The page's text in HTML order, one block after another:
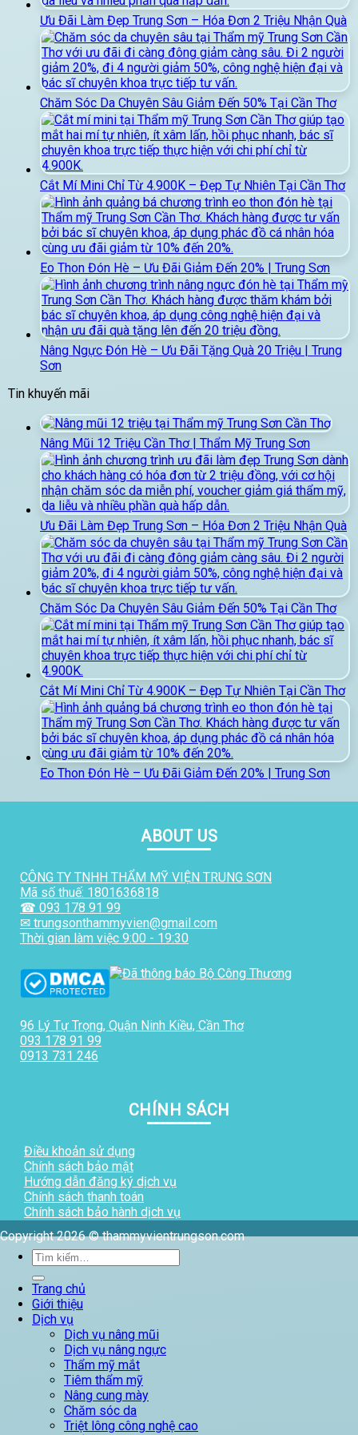
Ưu Đãi Làm Đẹp Trung Sơn – Hóa Đơn 2 Triệu Nhận Quà
Chăm Sóc Da Chuyên Sâu Giảm Đến 50% Tại Cần Thơ
Cắt Mí Mini Chỉ Từ 4.900K – Đẹp Tự Nhiên Tại Cần Thơ
Eo Thon Đón Hè – Ưu Đãi Giảm Đến 20% | Trung Sơn
Nâng Ngực Đón Hè – Ưu Đãi Tặng Quà 20 Triệu | Trung
Sơn
Tin khuyến mãi
Nâng Mũi 12 Triệu Cần Thơ | Thẩm Mỹ Trung Sơn
Ưu Đãi Làm Đẹp Trung Sơn – Hóa Đơn 2 Triệu Nhận Quà
Chăm Sóc Da Chuyên Sâu Giảm Đến 50% Tại Cần Thơ
Cắt Mí Mini Chỉ Từ 4.900K – Đẹp Tự Nhiên Tại Cần Thơ
Eo Thon Đón Hè – Ưu Đãi Giảm Đến 20% | Trung Sơn
ABOUT US
CÔNG TY TNHH THẨM MỸ VIỆN TRUNG SƠN
Mã số thuế: 1801636818
☎ 093 178 91 99
✉ trungsonthammyvien@gmail.com
Thời gian làm việc 9:00 - 19:30
96 Lý Tự Trọng, Quận Ninh Kiều, Cần Thơ
093 178 91 99
0913 731 246
CHÍNH SÁCH
Điều khoản sử dụng
Chính sách bảo mật
Hướng dẫn đăng ký dịch vụ
Chính sách thanh toán
Chính sách bảo hành dịch vụ
Copyright 2026 © thammyvientrungson.com
Tìm
kiếm:
Trang chủ
Giới thiệu
Dịch vụ
Dịch vụ nâng mũi
Dịch vụ nâng ngực
Thẩm mỹ mắt
Tiêm thẩm mỹ
Nâng cung mày
Chăm sóc da
Triệt lông công nghệ cao